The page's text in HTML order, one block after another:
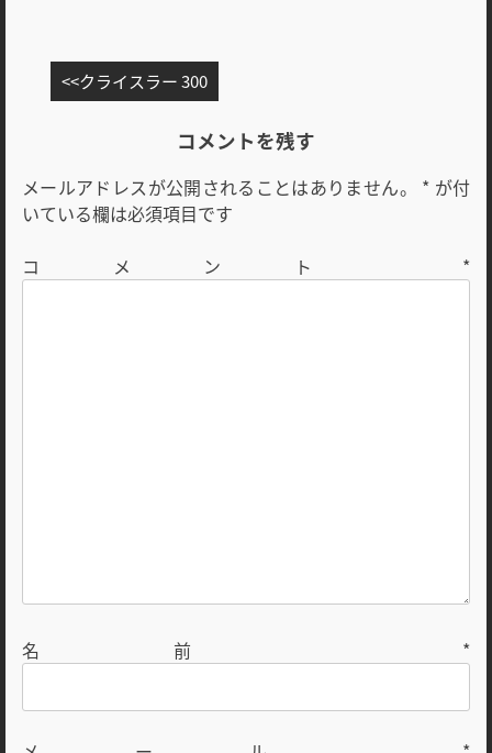
稿
ゲ
ー
ョ
クライスラー 300
コメントを残す
メールアドレスが公開されることはありません。 * が付
いている欄は必須項目です
コメント *
名前 *